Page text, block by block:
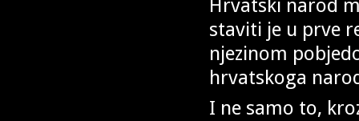
Hrvatski narod
staviti je u prve
njezinom
hrvatskoga
I ne samo to,